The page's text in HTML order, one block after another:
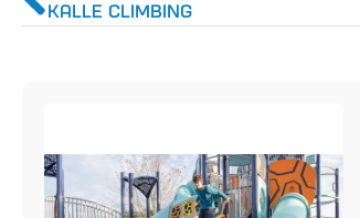
KALLE CLIMBING